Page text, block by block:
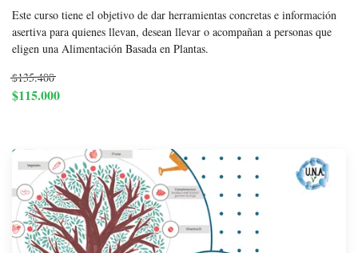
Este curso tiene el objetivo de dar herramientas concretas e información
asertiva para quienes llevan, desean llevar o acompañan a personas que
eligen una Alimentación Basada en Plantas.
$135.400
$115.000